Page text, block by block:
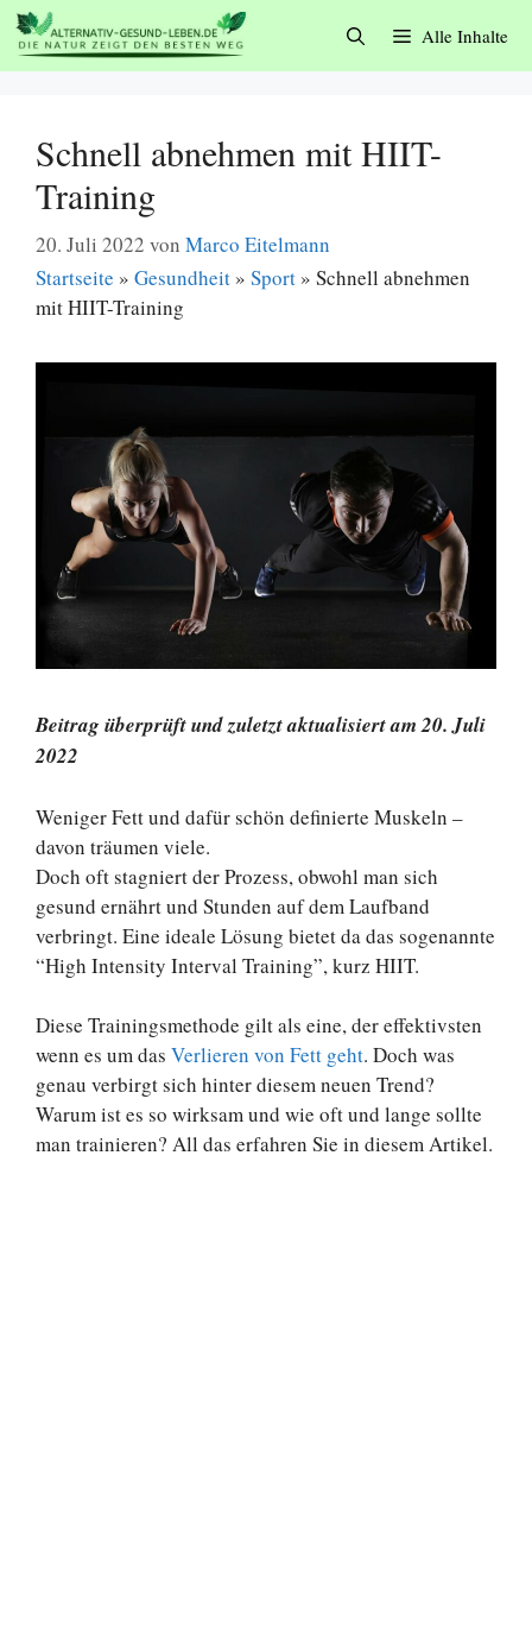
Zum
Inhalt
springen
Alle Inhalte
Schnell abnehmen mit HIIT-
Training
20. Juli 2022 von Marco Eitelmann
Startseite » Gesundheit » Sport » Schnell abnehmen
mit HIIT-Training
Beitrag überprüft und zuletzt aktualisiert am 20. Juli
2022
Weniger Fett und dafür schön definierte Muskeln –
davon träumen viele.
Doch oft stagniert der Prozess, obwohl man sich
gesund ernährt und Stunden auf dem Laufband
verbringt. Eine ideale Lösung bietet da das sogenannte
“High Intensity Interval Training”, kurz HIIT.
Diese Trainingsmethode gilt als eine, der effektivsten
wenn es um das Verlieren von Fett geht. Doch was
genau verbirgt sich hinter diesem neuen Trend?
Warum ist es so wirksam und wie oft und lange sollte
man trainieren? All das erfahren Sie in diesem Artikel.